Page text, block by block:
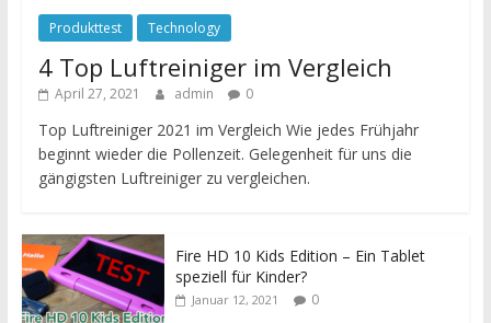
Produkttest Technology
4 Top Luftreiniger im Vergleich
April 27, 2021 admin 0
Top Luftreiniger 2021 im Vergleich Wie jedes Frühjahr
beginnt wieder die Pollenzeit. Gelegenheit für uns die
gängigsten Luftreiniger zu vergleichen.
Fire HD 10 Kids Edition – Ein Tablet
speziell für Kinder?
Januar 12, 2021 0